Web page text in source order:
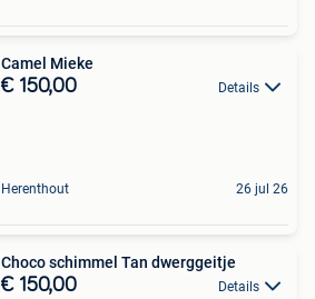
Camel Mieke
€ 150,00 Details
Herenthout 26 jul 26
Choco schimmel Tan dwerggeitje
€ 150,00 Details